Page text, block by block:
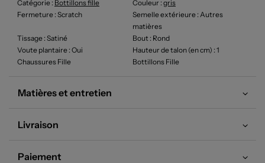
Catégorie : Bottillons fille Couleur : gris
Fermeture : Scratch Semelle extérieure : Autres
matières
Tissage : Satiné Bout : Rond
Voute plantaire : Oui Hauteur de talon (en cm) : 1
Chaussures Fille
Bottillons Fille
Matières et entretien
Livraison
Paiement